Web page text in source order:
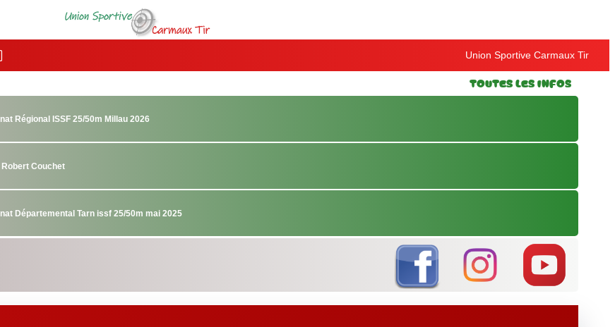
Union Sportive Carmaux Tir
Toutes les Infos
Régional ISSF 25/50m Millau 2026
Couchet
Départemental Tarn issf 25/50m mai 2025